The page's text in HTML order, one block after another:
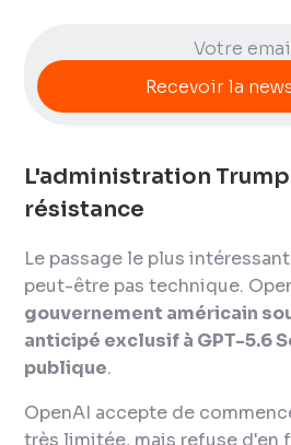
L'administration
résistance
Le passage le plus
peut-être pas technique.
gouvernement américain
anticipé exclusif à GPT-5.6
publique.
OpenAI accepte de
très limitée, mais refuse d'en